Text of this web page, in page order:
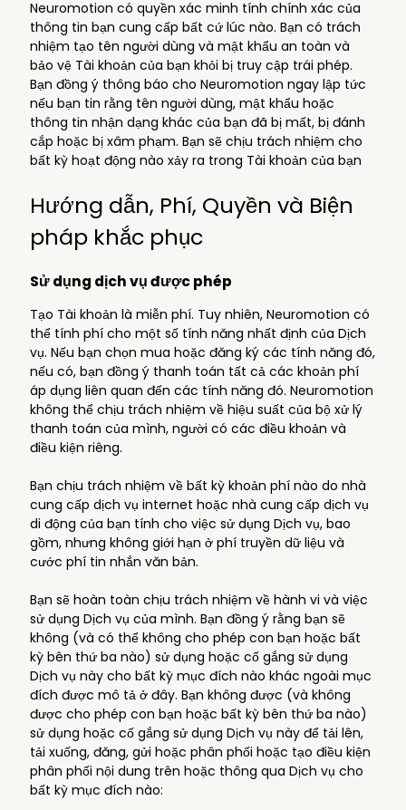
Neuromotion có quyền xác minh tính chính xác của
thông tin bạn cung cấp bất cứ lúc nào. Bạn có trách
nhiệm tạo tên người dùng và mật khẩu an toàn và
bảo vệ Tài khoản của bạn khỏi bị truy cập trái phép.
Bạn đồng ý thông báo cho Neuromotion ngay lập tức
nếu bạn tin rằng tên người dùng, mật khẩu hoặc
thông tin nhận dạng khác của bạn đã bị mất, bị đánh
cắp hoặc bị xâm phạm. Bạn sẽ chịu trách nhiệm cho
bất kỳ hoạt động nào xảy ra trong Tài khoản của bạn
Hướng dẫn, Phí, Quyền và Biện
pháp khắc phục
Sử dụng dịch vụ được phép
Tạo Tài khoản là miễn phí. Tuy nhiên, Neuromotion có
thể tính phí cho một số tính năng nhất định của Dịch
vụ. Nếu bạn chọn mua hoặc đăng ký các tính năng đó,
nếu có, bạn đồng ý thanh toán tất cả các khoản phí
áp dụng liên quan đến các tính năng đó. Neuromotion
không thể chịu trách nhiệm về hiệu suất của bộ xử lý
thanh toán của mình, người có các điều khoản và
điều kiện riêng.
Bạn chịu trách nhiệm về bất kỳ khoản phí nào do nhà
cung cấp dịch vụ internet hoặc nhà cung cấp dịch vụ
di động của bạn tính cho việc sử dụng Dịch vụ, bao
gồm, nhưng không giới hạn ở phí truyền dữ liệu và
cước phí tin nhắn văn bản.
Bạn sẽ hoàn toàn chịu trách nhiệm về hành vi và việc
sử dụng Dịch vụ của mình. Bạn đồng ý rằng bạn sẽ
không (và có thể không cho phép con bạn hoặc bất
kỳ bên thứ ba nào) sử dụng hoặc cố gắng sử dụng
Dịch vụ này cho bất kỳ mục đích nào khác ngoài mục
đích được mô tả ở đây. Bạn không được (và không
được cho phép con bạn hoặc bất kỳ bên thứ ba nào)
sử dụng hoặc cố gắng sử dụng Dịch vụ này để tải lên,
tải xuống, đăng, gửi hoặc phân phối hoặc tạo điều kiện
phân phối nội dung trên hoặc thông qua Dịch vụ cho
bất kỳ mục đích nào: